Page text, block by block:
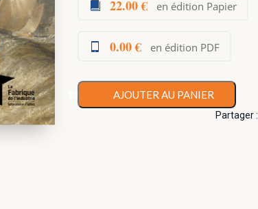
22.00 € en édition Papier
0.00 € en édition PDF
AJOUTER AU PANIER
Partager :